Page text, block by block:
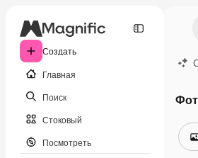
Создать
Главная
Поиск
Стоковый
Посмотреть